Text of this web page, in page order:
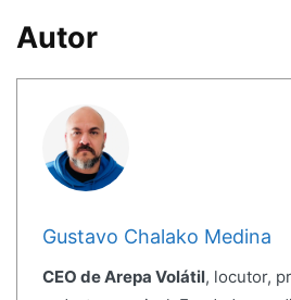
Autor
Gustavo Chalako Medina
CEO de Arepa Volátil, locutor,